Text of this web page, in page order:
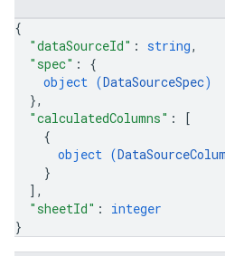
{
"dataSourceId" : string,
"spec" : {
object (DataSourceSpec)
},
"calculatedColumns" :
[
{
object (
}
] ,
"sheetId" : integer
}